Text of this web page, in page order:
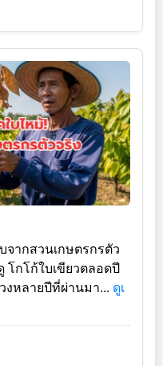
จากสวนเกษตรกรตัว
โกโก้ใบเขียวตลอดปี
งหลายปีที่ผ่านมา... ดูเ